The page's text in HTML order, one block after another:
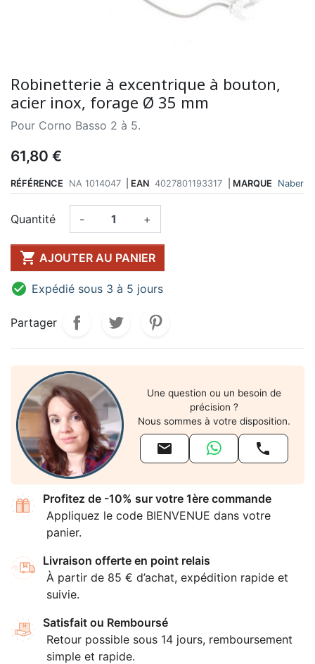
Robinetterie à excentrique à bouton,
acier inox, forage Ø 35 mm
Pour Corno Basso 2 à 5.
61,80 €
RÉFÉRENCE NA 1014047 EAN 4027801193317 MARQUE Naber
Quantité - +
 AJOUTER AU PANIER
 Expédié sous 3 à 5 jours
Partager
Une question ou un besoin de
précision ?
Nous sommes à votre disposition.
 
Profitez de -10% sur votre 1ère commande
Appliquez le code BIENVENUE dans votre
panier.
Livraison offerte en point relais
À partir de 85 € d’achat, expédition rapide et
suivie.
Satisfait ou Remboursé
Retour possible sous 14 jours, remboursement
simple et rapide.